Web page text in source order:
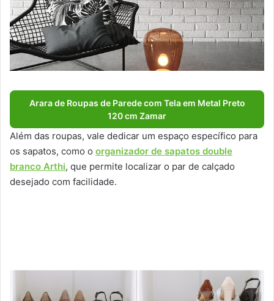
Arara de Roupas de Parede com Tela em Metal Preto
120 cm Zamar
Além das roupas, vale dedicar um espaço específico para
os sapatos, como o organizador de sapatos double
branco Arthi, que permite localizar o par de calçado
desejado com facilidade.